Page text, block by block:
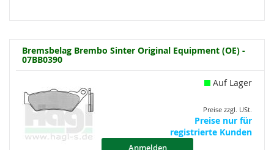
Bremsbelag Brembo Sinter Original Equipment (OE) -
07BB0390
Auf Lager
Preise zzgl. USt.
Preise nur für
registrierte Kunden
Anmelden